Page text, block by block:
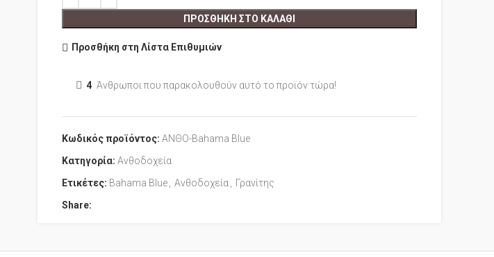
ΠΡΟΣΘΉΚΗ ΣΤΟ ΚΑΛΆΘΙ
Προσθήκη στη Λίστα Επιθυμιών
4 Άνθρωποι που παρακολουθούν αυτό το προϊόν τώρα!
Κωδικός προϊόντος: ΑΝΘΟ-Bahama Blue
Κατηγορία: Ανθοδοχεία
Ετικέτες: Bahama Blue Ανθοδοχεία
Γρανίτης
Share: